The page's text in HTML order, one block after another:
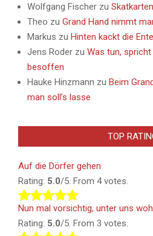
Wolfgang Fischer zu Skatkarten
Theo zu Grand Hand nimmt
Markus zu Hinten kackt die Ente
Jens Roder zu Was tun,
besoffen
Hauke Hinzmann zu Beim
man soll’s lasse
TOP
Auf die Dörfer gehen
Rating: 5.0/5. From 4 votes.
Nun mal vorsichtig, unter uns
Rating: 5.0/5. From 3 votes.